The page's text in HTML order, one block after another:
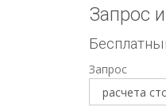
Запрос
Запрос